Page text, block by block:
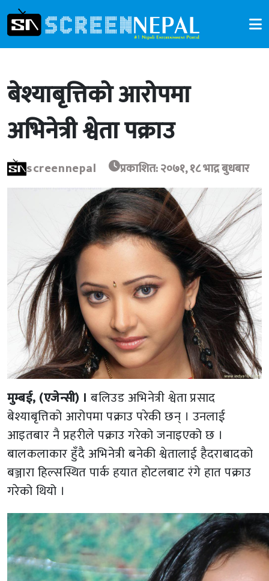
बेश्याबृत्तिको आरोपमा
अभिनेत्री श्वेता पक्राउ
screennepal प्रकाशित: २०७१, १८ भाद्र बुधबार
मुम्बई, (एजेन्सी) । बलिउड अभिनेत्री श्वेता प्रसाद
बेश्याबृत्तिको आरोपमा पक्राउ परेकी छन् । उनलाई
आइतबार नै प्रहरीले पक्राउ गरेको जनाइएको छ ।
बालकलाकार हुँदै अभिनेत्री बनेकी श्वेतालाई हैदराबादको
बञ्जारा हिल्सस्थित पार्क हयात होटलबाट रंगे हात पक्राउ
गरेको थियो ।